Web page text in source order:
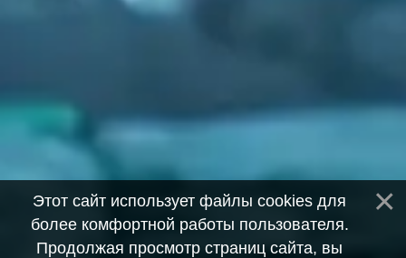
Этот сайт использует файлы cookies для
более комфортной работы пользователя.
Продолжая просмотр страниц сайта, вы